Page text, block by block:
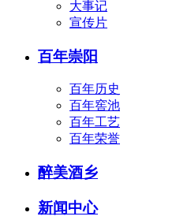
大事记
宣传片
百年崇阳
百年历史
百年窖池
百年工艺
百年荣誉
醉美酒乡
新闻中心